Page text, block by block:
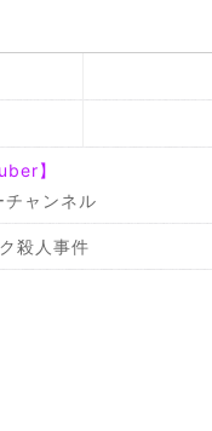
】
ャンネル
殺人事件